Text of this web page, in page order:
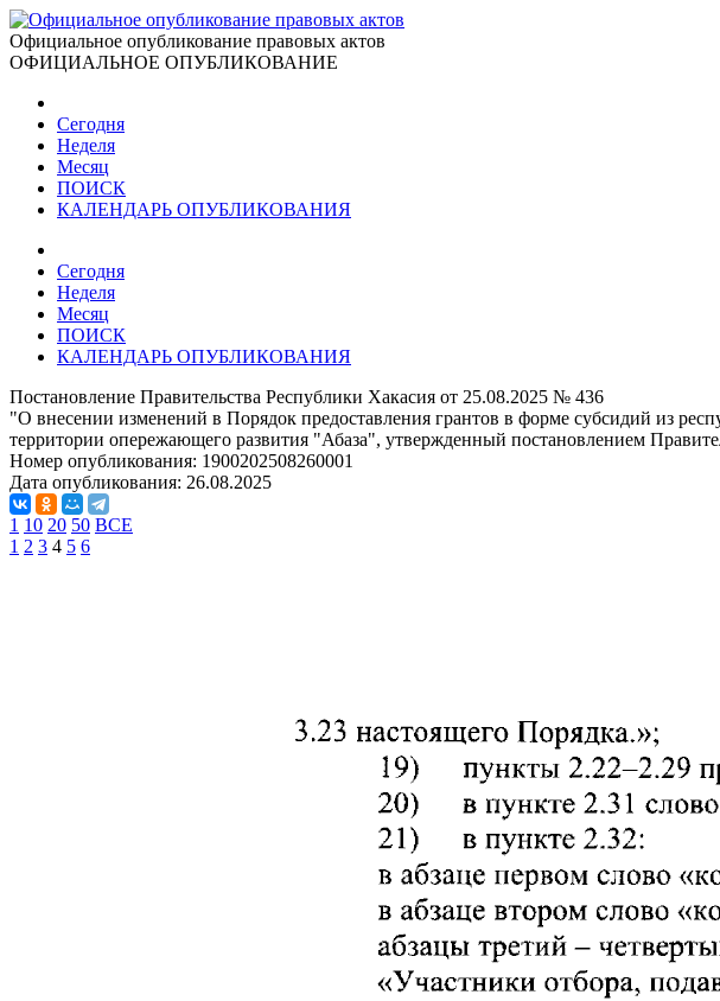
Официальное опубликование правовых актов
ОФИЦИАЛЬНОЕ ОПУБЛИКОВАНИЕ
Сегодня
Неделя
Месяц
ПОИСК
КАЛЕНДАРЬ ОПУБЛИКОВАНИЯ
Сегодня
Неделя
Месяц
ПОИСК
КАЛЕНДАРЬ ОПУБЛИКОВАНИЯ
Постановление Правительства Республики Хакасия от 25.08.2025 № 436
"О внесении изменений в Порядок предоставления грантов в форме субсидий из
территории опережающего развития "Абаза", утвержденный постановлением
Номер опубликования: 1900202508260001
Дата опубликования: 26.08.2025
1 10 20 50 ВСЕ
1 2 3 4 5 6